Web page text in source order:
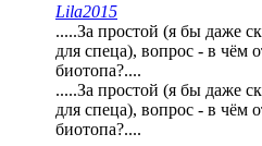
Lila2015
.....За простой (я бы даже
для спеца), вопрос - в чём
биотопа?....
.....За простой (я бы даже
для спеца), вопрос - в чём
биотопа?....